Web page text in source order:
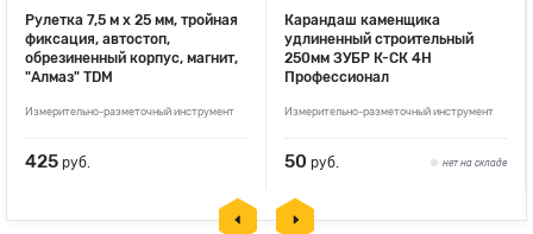
Рулетка 7,5 м х 25 мм, тройная
фиксация, автостоп,
обрезиненный корпус, магнит,
"Алмаз" TDM
Измерительно-разметочный инструмент
425 руб.
Карандаш каменщика
удлиненный строительный
250мм ЗУБР К-СК 4Н
Профессионал
Измерительно-разметочный инструмент
50 руб. нет на складе